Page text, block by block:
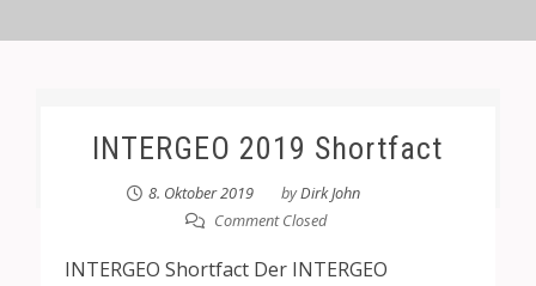
INTERGEO 2019 Shortfact
8. Oktober 2019 byDirk John
Comment Closed
INTERGEO Shortfact Der INTERGEO